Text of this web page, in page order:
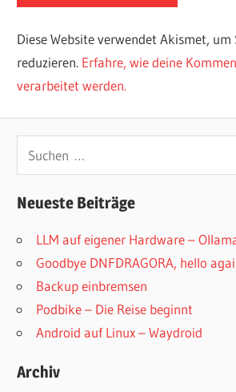
Diese Website verwendet Akismet, um
reduzieren. Erfahre, wie deine
verarbeitet werden.
Neueste Beiträge
LLM auf eigener Hardware –
Goodbye DNFDRAGORA, hello
Backup einbremsen
Podbike – Die Reise beginnt
Android auf Linux – Waydroid
Archiv